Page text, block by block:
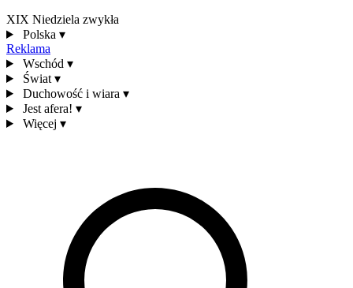
XIX Niedziela zwykła
Polska ▾
Reklama
Wschód ▾
Świat ▾
Duchowość i wiara ▾
Jest afera! ▾
Więcej ▾